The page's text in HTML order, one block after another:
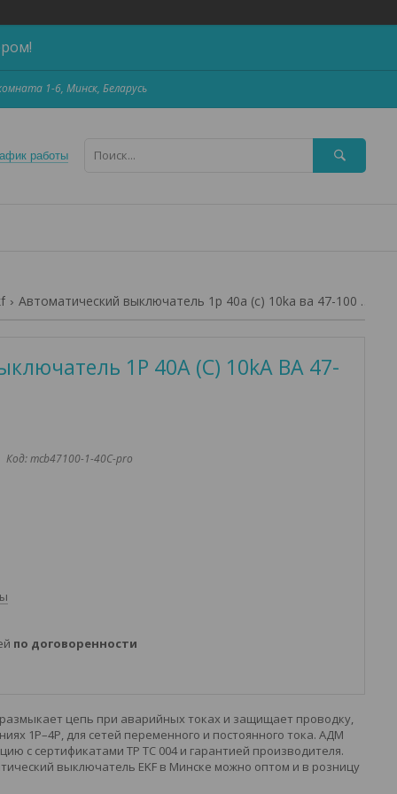
1-6, Минск, Беларусь
работы
Автоматический выключатель 1p 40а (c) 10ka ва 47-100 ekf proxima
1P 40А (C) 10kA ВА 47-
Код:mcb47100-1-40C-pro
по договоренности
цепь при аварийных токах и защищает проводку,
1P–4P, для сетей переменного и постоянного тока. АДМ
с сертификатами ТР ТС 004 и гарантией производителя.
выключатель EKF в Минске можно оптом и в розницу